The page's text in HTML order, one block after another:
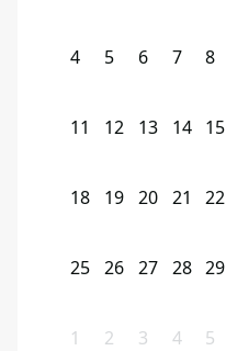
4 5 6 7 8
11 12 13 14 15
18 19 20 21 22
25 26 27 28 29
1 2 3 4 5